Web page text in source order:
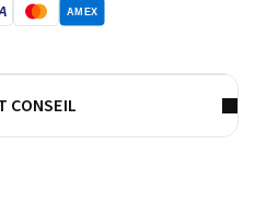
AMEX
CONSEIL